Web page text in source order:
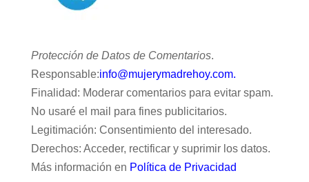
Protección de Datos de Comentarios.
Responsable:info@mujerymadrehoy.com.
Finalidad: Moderar comentarios para evitar spam.
No usaré el mail para fines publicitarios.
Legitimación: Consentimiento del interesado.
Derechos: Acceder, rectificar y suprimir los datos.
Más información en Política de Privacidad